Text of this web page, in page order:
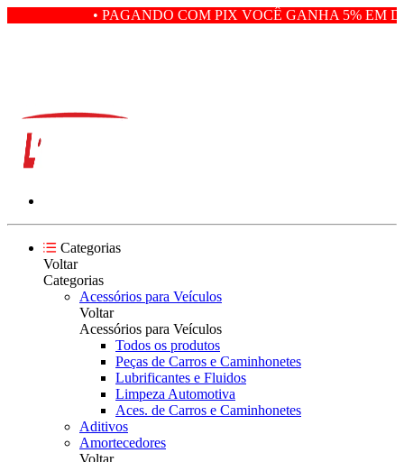
• PAGANDO COM PIX VOCÊ GANHA 5% EM
Categorias
Voltar
Categorias
Acessórios para Veículos
Voltar
Acessórios para Veículos
Todos os produtos
Peças de Carros e Caminhonetes
Lubrificantes e Fluidos
Limpeza Automotiva
Aces. de Carros e Caminhonetes
Aditivos
Amortecedores
Voltar